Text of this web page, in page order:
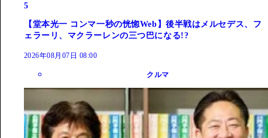
5
【堂本光一 コンマ一秒の恍惚Web】後半戦はメルセデス、フ
ェラーリ、マクラーレンの三つ巴になる!?
2026年08月07日 08:00
クルマ